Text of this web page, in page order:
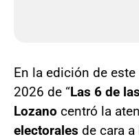
En la edición de
2026 de “Las 6 de
Lozano centró la
electorales de cara